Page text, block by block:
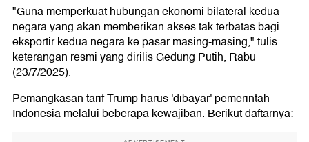
"Guna memperkuat hubungan ekonomi bilateral kedua
negara yang akan memberikan akses tak terbatas bagi
eksportir kedua negara ke pasar masing-masing," tulis
keterangan resmi yang dirilis Gedung Putih, Rabu
(23/7/2025).
Pemangkasan tarif Trump harus 'dibayar' pemerintah
Indonesia melalui beberapa kewajiban. Berikut daftarnya: